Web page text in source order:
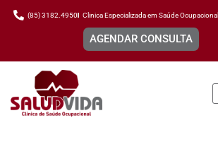
(85) 3182.4950 Clinica Especializada em Saúde Ocupacional
AGENDAR CONSULTA